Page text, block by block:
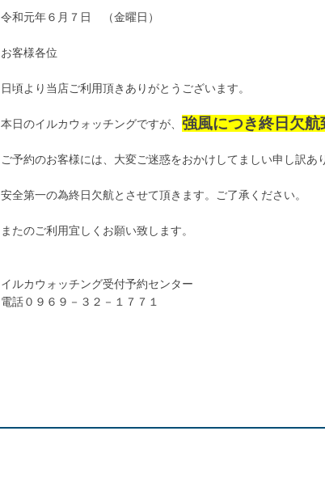
令和元年６月７日 （金曜日）
お客様各位
日頃より当店ご利用頂きありがとうございます。
本日のイルカウォッチングですが、 強風につき終日欠航
ご予約のお客様には、大変ご迷惑をおかけしてましい申し訳あ
安全第一の為終日欠航とさせて頂きます。ご了承ください。
またのご利用宜しくお願い致します。
イルカウォッチング受付予約センター
電話０９６９－３２－１７７１